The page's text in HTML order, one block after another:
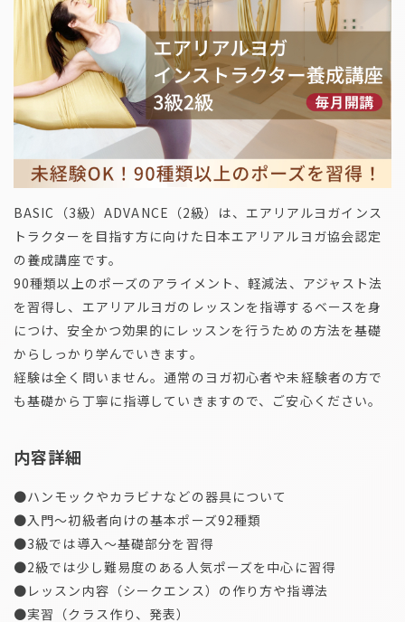
BASIC（3級）ADVANCE（2級）は、エアリアルヨガインス
トラクターを目指す方に向けた日本エアリアルヨガ協会認定
の養成講座です。
90種類以上のポーズのアライメント、軽減法、アジャスト法
を習得し、エアリアルヨガのレッスンを指導するベースを身
につけ、安全かつ効果的にレッスンを行うための方法を基礎
からしっかり学んでいきます。
経験は全く問いません。通常のヨガ初心者や未経験者の方で
も基礎から丁寧に指導していきますので、ご安心ください。
内容詳細
●ハンモックやカラビナなどの器具について
●入門～初級者向けの基本ポーズ92種類
●3級では導入～基礎部分を習得
●2級では少し難易度のある人気ポーズを中心に習得
●レッスン内容（シークエンス）の作り方や指導法
●実習（クラス作り、発表）